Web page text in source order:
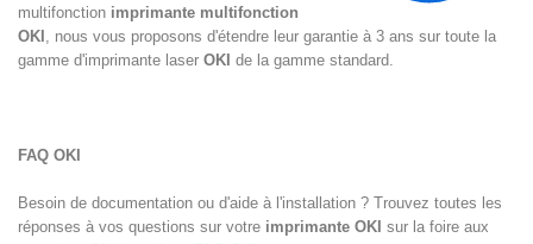
multifonction imprimante multifonction
OKI , nous vous proposons d'étendre leur garantie à 3 ans sur toute la
gamme d'imprimante laser OKI de la gamme standard.
FAQ OKI
Besoin de documentation ou d'aide à l'installation ? Trouvez toutes les
réponses à vos questions sur votre imprimante OKI sur la foire aux